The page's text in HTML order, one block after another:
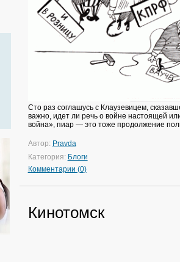
Сто раз соглашусь с Клаузевицем,
важно, идет ли речь о войне настоящей
война», пиар — это тоже продолжение
Автор: Pravda
Категория: Блоги
Комментарии (0)
Кинотомск